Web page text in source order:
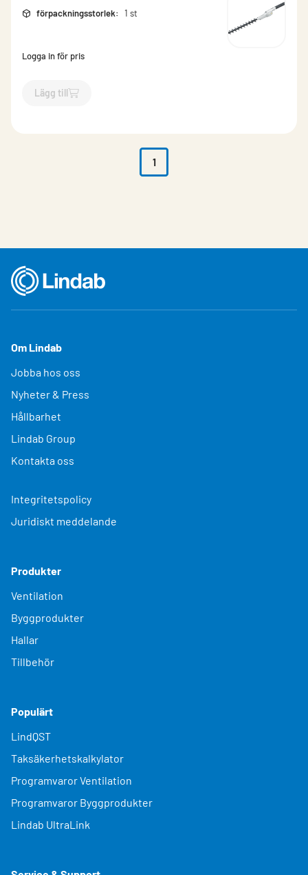
förpackningsstorlek: 1 st
Logga in för pris
Lägg till
`$Lägg till
1
Om Lindab
Jobba hos oss
Nyheter & Press
Hållbarhet
Lindab Group
Kontakta oss
Integritetspolicy
Juridiskt meddelande
Produkter
Ventilation
Byggprodukter
Hallar
Tillbehör
Populärt
LindQST
Taksäkerhetskalkylator
Programvaror Ventilation
Programvaror Byggprodukter
Lindab UltraLink